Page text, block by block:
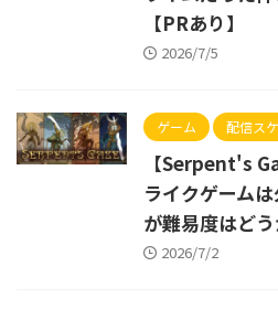
【PRあり】
2026/7/5
ゲーム 配信ス
【Serpent's
ライクゲーム
が難易度はどう
2026/7/2